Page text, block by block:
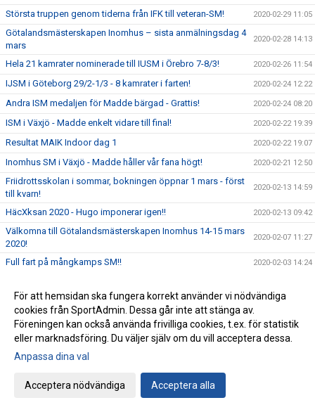
Största truppen genom tiderna från IFK till veteran-SM! 2020-02-29 11:05
Götalandsmästerskapen Inomhus – sista anmälningsdag 4
mars
2020-02-28 14:13
Hela 21 kamrater nominerade till IUSM i Örebro 7-8/3! 2020-02-26 11:54
IJSM i Göteborg 29/2-1/3 - 8 kamrater i farten! 2020-02-24 12:22
Andra ISM medaljen för Madde bärgad - Grattis! 2020-02-24 08:20
ISM i Växjö - Madde enkelt vidare till final! 2020-02-22 19:39
Resultat MAIK Indoor dag 1 2020-02-22 19:07
Inomhus SM i Växjö - Madde håller vår fana högt! 2020-02-21 12:50
Friidrottsskolan i sommar, bokningen öppnar 1 mars - först
till kvarn!
2020-02-13 14:59
HäcXksan 2020 - Hugo imponerar igen!! 2020-02-13 09:42
Välkomna till Götalandsmästerskapen Inomhus 14-15 mars
2020!
2020-02-07 11:27
Full fart på mångkamps SM!! 2020-02-03 14:24
Decenniets första SM-guld... 2020-01-28 11:09
Viktiga datum för Årsmötet 24 mars 2020-01-27 14:42
Lindås Athletics - Framtidens friidrottare har presenterat
sig!
Tidsprogram och PM - Lindås Athletics 2020
Fantastiskt fina prestationer av IFK på Quality Hotel Games
För att hemsidan ska fungera korrekt använder vi nödvändiga
cookies från SportAdmin. Dessa går inte att stänga av.
Föreningen kan också använda frivilliga cookies, t.ex. för statistik
eller marknadsföring. Du väljer själv om du vill acceptera dessa.
Anpassa dina val
Acceptera nödvändiga Acceptera alla